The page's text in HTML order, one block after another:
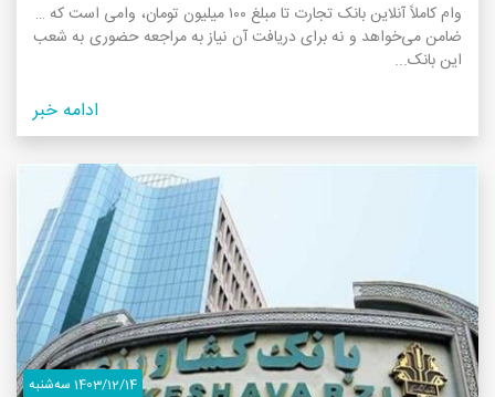
وام کاملاً آنلاین بانک تجارت تا مبلغ ۱۰۰ میلیون تومان، وامی است که نه
ضامن می‌خواهد و نه برای دریافت آن نیاز به مراجعه حضوری به شعب
این بانک...
ادامه خبر
1403/12/14 سه‌شنبه